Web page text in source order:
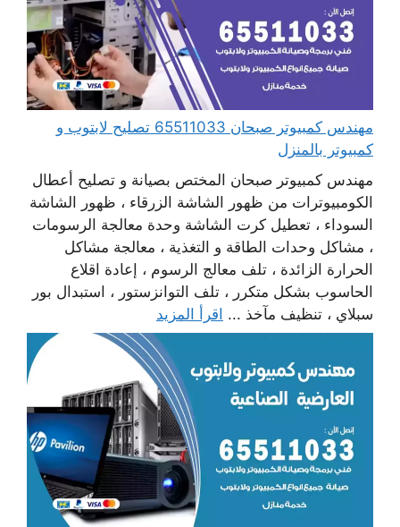
مهندس كمبيوتر صبحان 65511033 تصليح لابتوب و
كمبيوتر بالمنزل
مهندس كمبيوتر صبحان المختص بصيانة و تصليح أعطال
الكومبيوترات من ظهور الشاشة الزرقاء ، ظهور الشاشة
السوداء ، تعطيل كرت الشاشة وحدة معالجة الرسومات
، مشاكل وحدات الطاقة و التغذية ، معالجة مشاكل
الحرارة الزائدة ، تلف معالج الرسوم ، إعادة اقلاع
الحاسوب بشكل متكرر ، تلف التوانزستور ، استبدال بور
سبلاي ، تنظيف مآخذ ... اقرأ المزيد